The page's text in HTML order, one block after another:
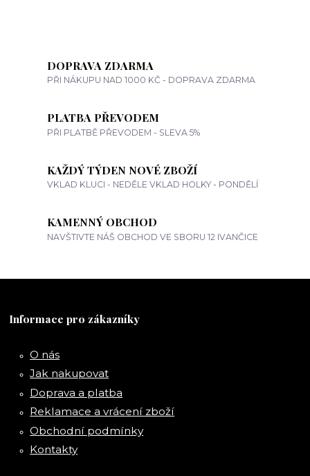
DOPRAVA ZDARMA
PŘI NÁKUPU NAD 1000 KČ - DOPRAVA ZDARMA
PLATBA PŘEVODEM
PŘI PLATBĚ PŘEVODEM - SLEVA 5%
KAŽDÝ TÝDEN NOVÉ ZBOŽÍ
VKLAD KLUCI - NEDĚLE VKLAD HOLKY - PONDĚLÍ
KAMENNÝ OBCHOD
NAVŠTIVTE NÁŠ OBCHOD VE SBORU 12 IVANČICE
Informace pro zákazníky
O nás
Jak nakupovat
Doprava a platba
Reklamace a vrácení zboží
Obchodní podmínky
Kontakty